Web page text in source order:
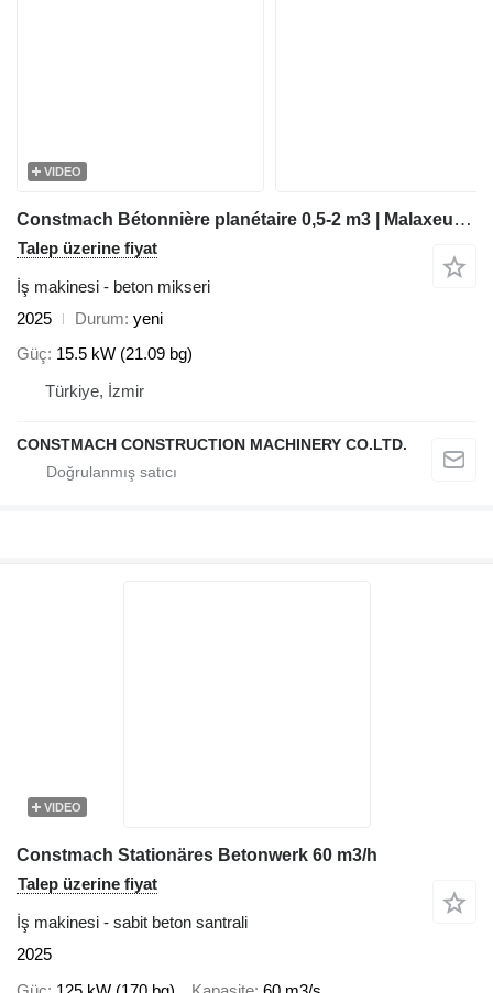
VIDEO
Constmach Bétonnière planétaire 0,5-2 m3 | Malaxeur Planétaire
Talep üzerine fiyat
İş makinesi - beton mikseri
2025
Durum yeni
Güç 15.5 kW (21.09 bg)
Türkiye, İzmir
CONSTMACH CONSTRUCTION MACHINERY CO.LTD.
VIDEO
Constmach Stationäres Betonwerk 60 m3/h
Talep üzerine fiyat
İş makinesi - sabit beton santrali
2025